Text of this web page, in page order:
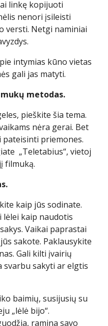
linkę kopijuoti
nenori įsileisti
versti. Netgi naminiai
intymias kūno vietas
gali jas matyti.
metodas.
pieškite šia tema.
nėra gerai. Bet
priemones.
„Teletabius“, vietoj
filmuką.
kaip jūs sodinate.
lėlei kaip naudotis
Vaikai paprastai
sakote. Paklausykite
Gali kilti įvairių
svarbu sakyti ar elgtis
baimių, susijusių su
„lėlė bijo“.
ramina savo